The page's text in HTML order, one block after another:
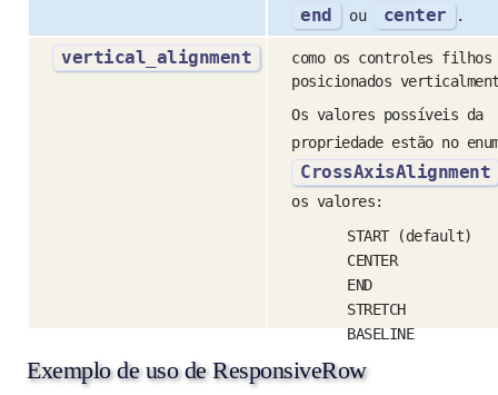
end
ou center .
vertical_alignment
como os controles filhos
posicionados
Os valores possíveis da
propriedade estão no
CrossAxisAlignment
os valores:
START (default)
CENTER
END
STRETCH
BASELINE
Exemplo de uso de ResponsiveRow